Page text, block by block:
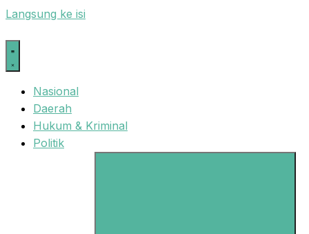
Langsung ke isi
Nasional
Daerah
Hukum & Kriminal
Politik